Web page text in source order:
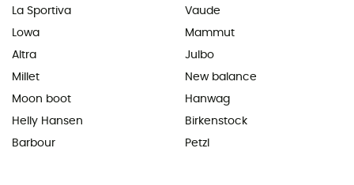
La Sportiva
Lowa
Altra
Millet
Moon boot
Helly Hansen
Barbour
Vaude
Mammut
Julbo
New balance
Hanwag
Birkenstock
Petzl